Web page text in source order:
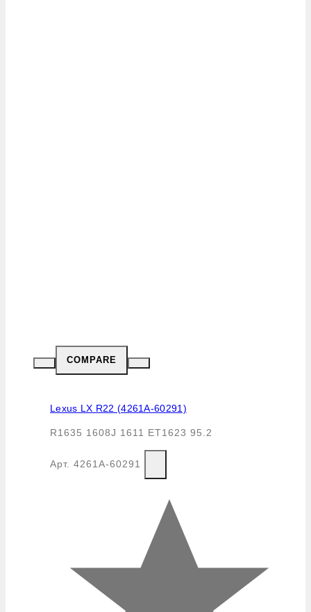
COMPARE
Lexus LX R22 (4261A-60291)
R1635 1608J 1611 ET1623 95.2
Арт. 4261A-60291